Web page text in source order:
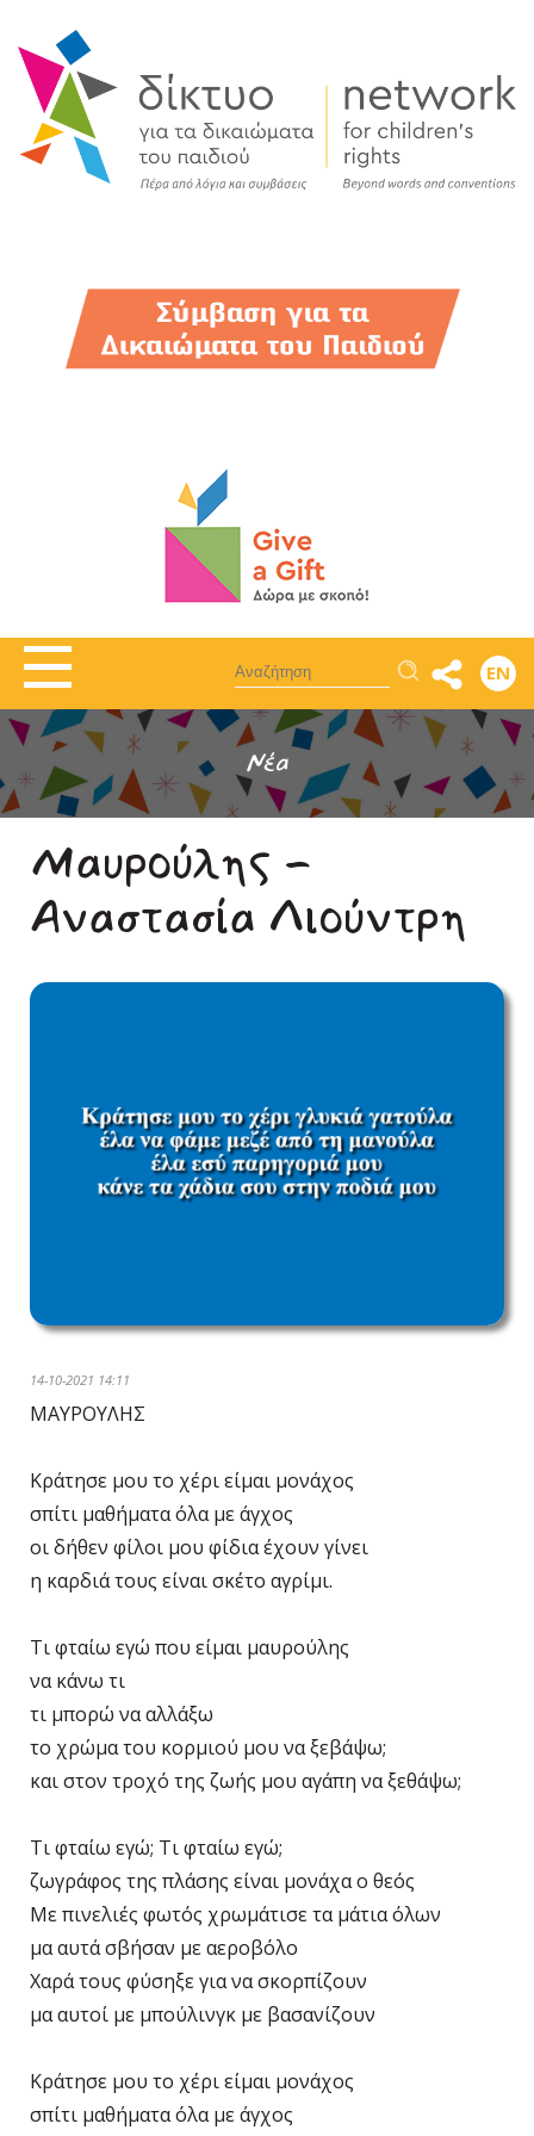
Αναζήτηση EN
Νέα
Μαυρούλης -
Αναστασία Λιούντρη
14-10-2021 14:11
ΜΑΥΡΟΥΛΗΣ
Κράτησε μου το χέρι είμαι μονάχος
σπίτι μαθήματα όλα με άγχος
οι δήθεν φίλοι μου φίδια έχουν γίνει
η καρδιά τους είναι σκέτο αγρίμι.
Τι φταίω εγώ που είμαι μαυρούλης
να κάνω τι
τι μπορώ να αλλάξω
το χρώμα του κορμιού μου να ξεβάψω;
και στον τροχό της ζωής μου αγάπη να ξεθάψω;
Τι φταίω εγώ; Τι φταίω εγώ;
ζωγράφος της πλάσης είναι μονάχα ο θεός
Με πινελιές φωτός χρωμάτισε τα μάτια όλων
μα αυτά σβήσαν με αεροβόλο
Χαρά τους φύσηξε για να σκορπίζουν
μα αυτοί με μπούλινγκ με βασανίζουν
Κράτησε μου το χέρι είμαι μονάχος
σπίτι μαθήματα όλα με άγχος